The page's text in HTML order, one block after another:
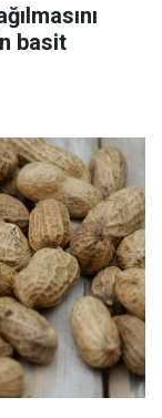
basit